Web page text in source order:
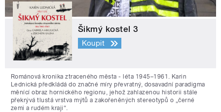
Šikmý kostel 3
Koupit
Románová kronika ztraceného města - léta 1945–1961. Karin
Lednická předkládá do značné míry převratný, dosavadní paradigma
měnící obraz hornického regionu, jehož zahlazenou historii stále
překrývá tlustá vrstva mýtů a zakořeněných stereotypů o „černé
zemi a rudém kraji“.